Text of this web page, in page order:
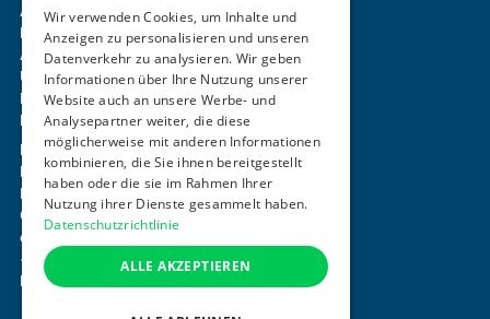
Akademie
Mitgliedschaft
Aktivitäten
Über uns
Login
Kontakt
Impressum
Datenschutz
Barrierefreiheitserklärung
Cookie-Einstellungen anpassen
office@ogni.at
+43 664 15 63 507
Mayerhofgasse 1 / 22, 1040 Wien
Wir verwenden Cookies, um Inhalte und
Anzeigen zu personalisieren und unseren
Datenverkehr zu analysieren. Wir geben
Informationen über Ihre Nutzung unserer
Website auch an unsere Werbe- und
Analysepartner weiter, die diese
möglicherweise mit anderen Informationen
kombinieren, die Sie ihnen bereitgestellt
haben oder die sie im Rahmen Ihrer
Nutzung ihrer Dienste gesammelt haben.
Datenschutzrichtlinie
ALLE AKZEPTIEREN